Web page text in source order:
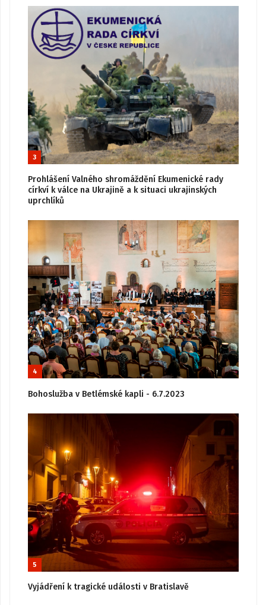
3
Prohlášení Valného shromáždění Ekumenické rady
církví k válce na Ukrajině a k situaci ukrajinských
uprchlíků
4
Bohoslužba v Betlémské kapli - 6.7.2023
5
Vyjádření k tragické události v Bratislavě